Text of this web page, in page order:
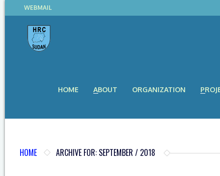
WEBMAIL
HOME ABOUT ORGANIZATION
HOME ARCHIVE FOR: SEPTEMBER / 2018